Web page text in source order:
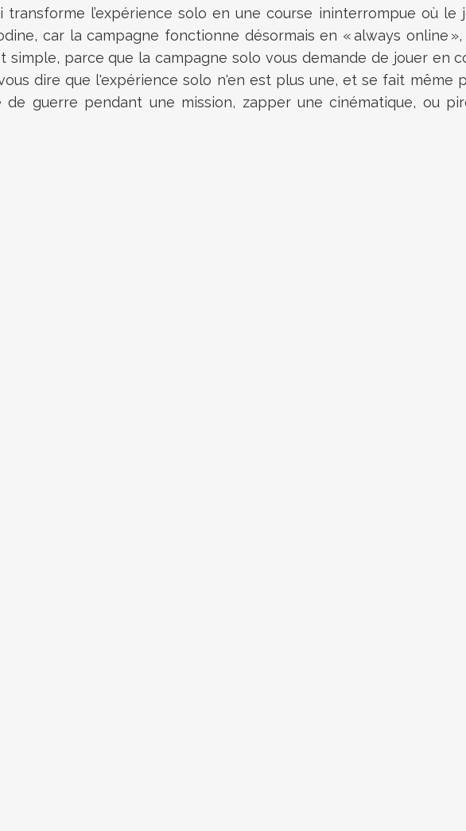
transforme l’expérience solo en une course ininterrompue où
car la campagne fonctionne désormais en « always online
simple, parce que la campagne solo vous demande de jouer en
dire que l'expérience solo n'en est plus une, et se fait
guerre pendant une mission, zapper une cinématique, ou